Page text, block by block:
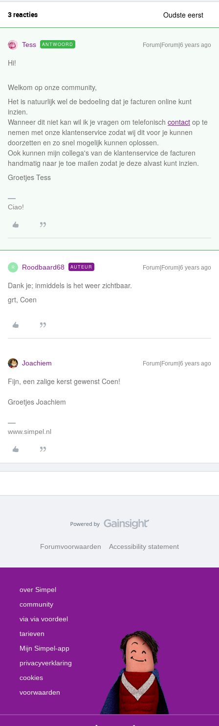
3 reacties Oudste eerst
Tess ANTWOORD Forum|Forum|6 years ago
Hi!
Welkom op onze community,
Het is natuurlijk wel de bedoeling dat je facturen online kunt
inzien.
Wanneer dit niet kan wil ik je vragen om telefonisch contact op te
nemen met onze klantenservice zodat wij dit voor je kunnen
doorzetten en zo snel mogelijk kunnen oplossen.
Ook kunnen mijn collega's van de klantenservice de facturen
handmatig naar je toe mailen zodat je deze alvast kunt inzien.
Groetjes Tess
Ciao!
R Roodbaard68 AUTEUR Forum|Forum|6 years ago
Dank je; inmiddels is het weer zichtbaar.
grt, Coen
Joachiem Forum|Forum|6 years ago
Fijn, een zalige kerst gewenst Coen!
Groetjes Joachiem
www.simpel.nl
Forumvoorwaarden Accessibility statement
over Simpel
community
via via voordeel
tarieven
Mijn Simpel-app
privacyverklaring
cookies
voorwaarden